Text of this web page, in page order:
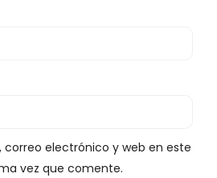
correo electrónico y web en este
vez que comente.